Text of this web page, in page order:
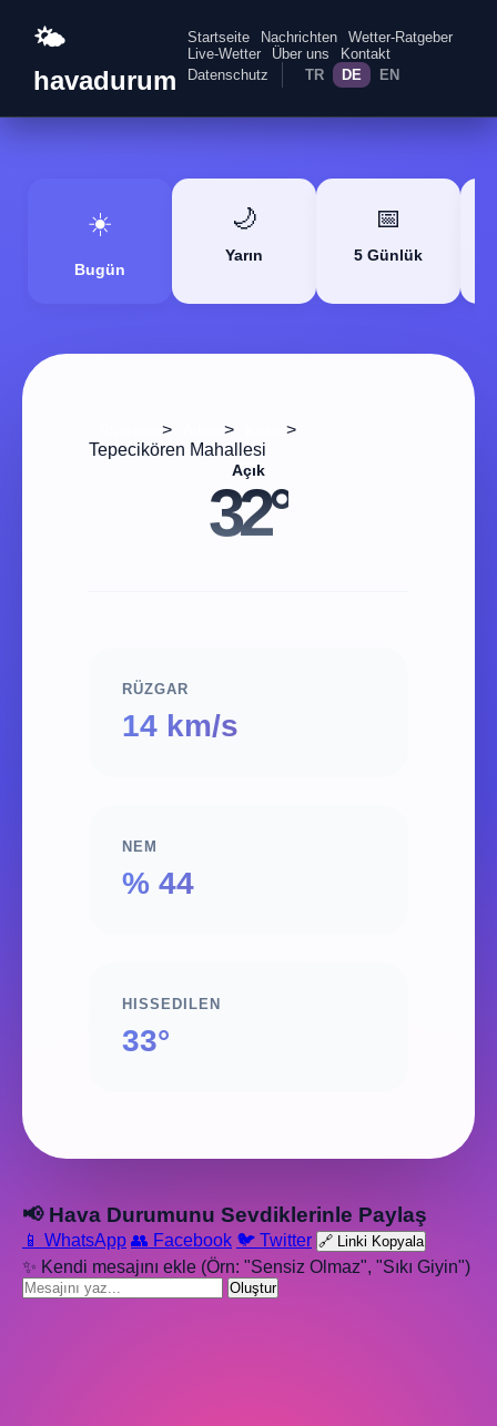
🌤️
havadurum
Startseite Nachrichten
Wetter-Ratgeber
Live-Wetter
Über uns
Kontakt
Datenschutz
TR DE EN
☀️
Bugün
🌙
Yarın
📅
5 Günlük
> >
>
Tepecikören Mahallesi
Açık
32°
RÜZGAR
14 km/s
NEM
% 44
HISSEDILEN
33°
📢 Hava Durumunu Sevdiklerinle Paylaş
📱 WhatsApp 👥 Facebook 🐦 Twitter 🔗 Linki Kopyala
✨ Kendi mesajını ekle (Örn: "Sensiz Olmaz", "Sıkı Giyin")
Oluştur